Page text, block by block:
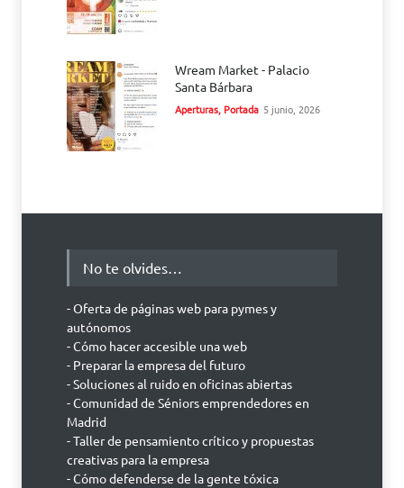
Wream Market - Palacio
Santa Bárbara
Aperturas, Portada 5 junio, 2026
No te olvides…
- Oferta de páginas web para pymes y
autónomos
- Cómo hacer accesible una web
- Preparar la empresa del futuro
- Soluciones al ruido en oficinas abiertas
- Comunidad de Séniors emprendedores en
Madrid
- Taller de pensamiento crítico y propuestas
creativas para la empresa
- Cómo defenderse de la gente tóxica